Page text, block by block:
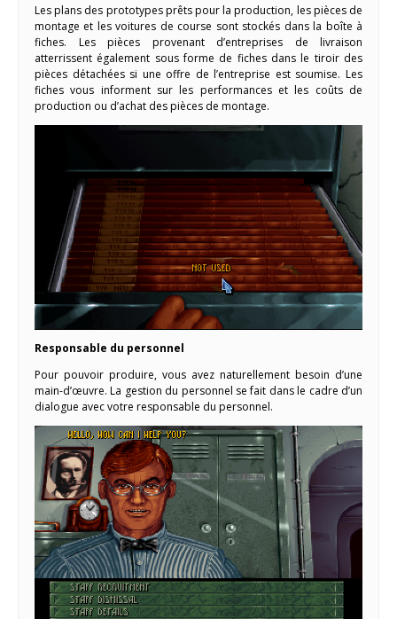
Les plans des prototypes prêts pour la production, les pièces de
montage et les voitures de course sont stockés dans la boîte à
fiches. Les pièces provenant d’entreprises de livraison
atterrissent également sous forme de fiches dans le tiroir des
pièces détachées si une offre de l’entreprise est soumise. Les
fiches vous informent sur les performances et les coûts de
production ou d’achat des pièces de montage.
Responsable du personnel
Pour pouvoir produire, vous avez naturellement besoin d’une
main-d’œuvre. La gestion du personnel se fait dans le cadre d’un
dialogue avec votre responsable du personnel.